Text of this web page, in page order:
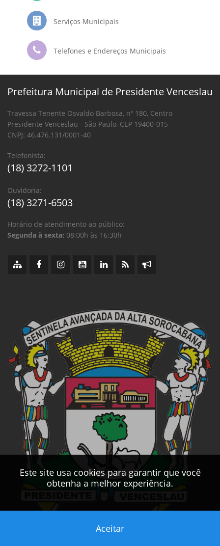
Serviços Municipais
Telefones e Endereços Municipais
Este site usa cookies para garantir que você
obtenha a melhor experiência.
Aceitar
Prefeitura Municipal de Presidente Venceslau
Travessa Tenente Osvaldo Barbosa, nº 180, Centro
Presidente Venceslau - São Paulo, CEP 19400-015
CNPJ: 46.476.131/0001-40
Telefonista:
(18) 3272-1101
Ouvidoria:
(18) 3271-6503
Horário de atendimento ao público:
Segunda à sexta: 08:00h às 16:30h